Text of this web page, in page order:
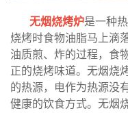
无烟烧烤炉是一种
烧烤时食物油脂马上滴
油质煎、炸的过程，食
正的烧烤味道。无烟烧
的热源，电作为热源没
健康的饮食方式。无烟